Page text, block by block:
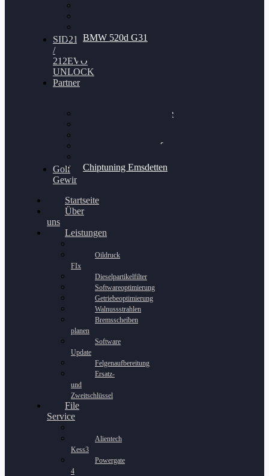
BMW 520d G31
SID212
/
212EVO
UNLOCK
Partner
Bilgenroth Performance
Chiptuning Schüttorf
Chiptuning Emsdetten
Golf
Gewinnspiel
Startseite
Über
uns
Leistungen
Oildruck
FIx
Dieselpartikelfilter
Softwareoptimierung
Getriebeoptimierung
Walnussstrahlen
Bremsscheiben
planen
Software
Update
Felgenaufbereitung
Ersatz-
und
Zweitschlüssel
File
Service
Alientech
Kess3
Powergate
4